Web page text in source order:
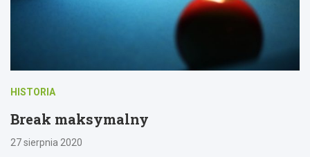
HISTORIA
Break maksymalny
27 sierpnia 2020